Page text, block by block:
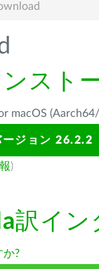
スト
macOS
ージョン 26.2.2
)
訳イン
か?